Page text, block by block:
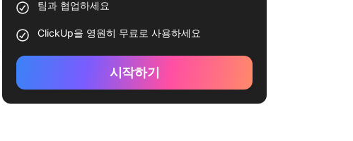
팀과 협업하세요
ClickUp을 영원히 무료로 사용하세요
시작하기